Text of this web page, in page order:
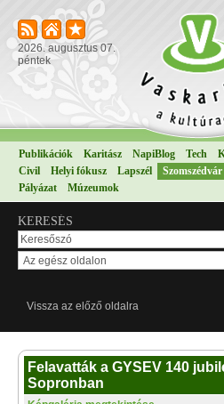
2026. augusztus 07.
péntek
Publikációk Karitász NapiBlog Tech
Civil
Helyi fókusz Lapszél Szomszédvár
Pályázat
Múzeumok
KERESÉS
Vissza az előző oldalra
Felavatták a GYSEV 140
Sopronban